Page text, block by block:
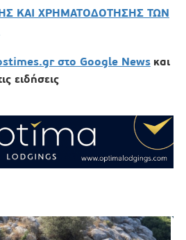
ΚΑΙ ΧΡΗΜΑΤΟΔΟΤΗΣΗΣ ΤΩΝ
στο Google News και
ειδήσεις